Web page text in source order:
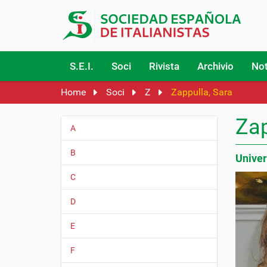
S.E.I. Soci Rivista Archivio
Home Soci Z Zappulla, Sara
N
i
g
a
z
i
o
A
B
C
D
E
F